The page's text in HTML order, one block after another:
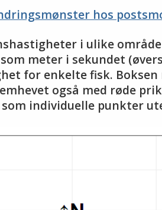
hos
i ulike
meter i sekundet
for enkelte fisk.
også med røde
individuelle punkter